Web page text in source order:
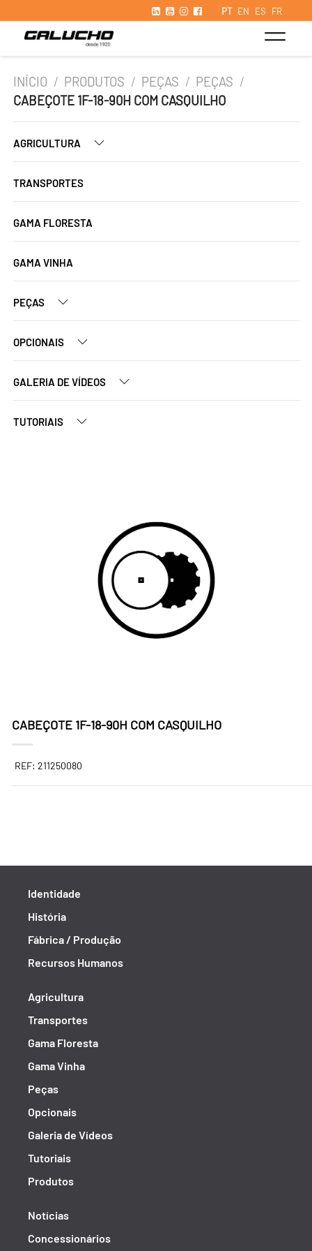
PT EN ES FR
INÍCIO / PRODUTOS / PEÇAS / PEÇAS /
CABEÇOTE 1F-18-90H COM CASQUILHO
AGRICULTURA
TRANSPORTES
GAMA FLORESTA
GAMA VINHA
PEÇAS
OPCIONAIS
GALERIA DE VÍDEOS
TUTORIAIS
CABEÇOTE 1F-18-90H COM CASQUILHO
REF: 211250080
Identidade
História
Fábrica / Produção
Recursos Humanos
Agricultura
Transportes
Gama Floresta
Gama Vinha
Peças
Opcionais
Galeria de Vídeos
Tutoriais
Produtos
Notícias
Concessionários